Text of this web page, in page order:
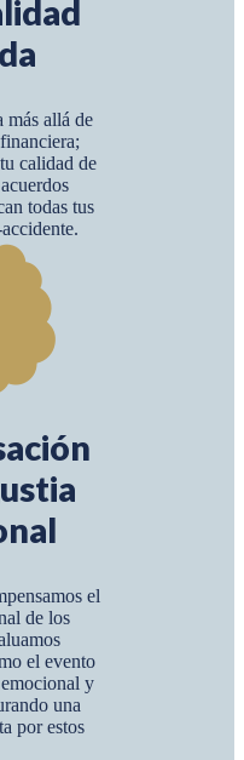
más allá de
calidad de
todas tus
el
de los
el evento
y
una
por estos